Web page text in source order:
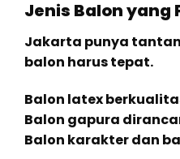
Jenis Balon
Jakarta punya
balon harus tepat.
Balon latex
Balon gapura
Balon karakter dan